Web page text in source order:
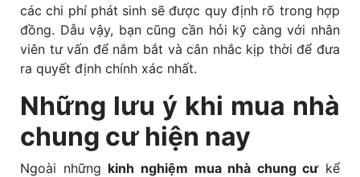
các chi phí phát sinh sẽ được quy định rõ trong hợp
đồng. Dẫu vậy, bạn cũng cần hỏi kỹ càng với nhân
viên tư vấn để nắm bắt và cân nhắc kịp thời để đưa
ra quyết định chính xác nhất.
Những lưu ý khi mua nhà
chung cư hiện nay
Ngoài những kinh nghiệm mua nhà chung cưkể